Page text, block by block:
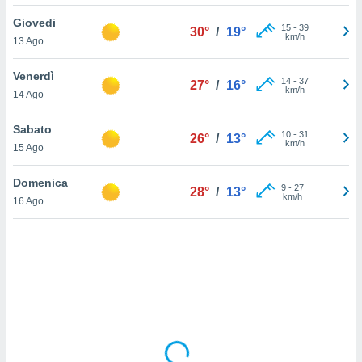
cookie
il tuo
in
a piè
del
Giovedi
13 Ago
30° / 19° 15- 39
km/h
Venerdì
14 Ago
27° / 16° 14- 37
km/h
Sabato
15 Ago
26° / 13° 10- 31
km/h
Domenica
16 Ago
28° / 13° 9- 27
km/h